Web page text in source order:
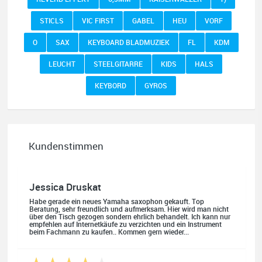
STICLS VIC FIRST GABEL HEU VORF
O SAX KEYBOARD BLADMUZIEK FL KDM
LEUCHT STEELGITARRE KIDS HALS
KEYBORD GYROS
Kundenstimmen
Jessica Druskat
Beratung, sehr freundlich und aufmerksam. Hier wird man nicht
über den Tisch gezogen sondern ehrlich behandelt. Ich kann nur
empfehlen auf Internetkäufe zu verzichten und ein Instrument
beim Fachmann zu kaufen.. Kommen gern wieder...